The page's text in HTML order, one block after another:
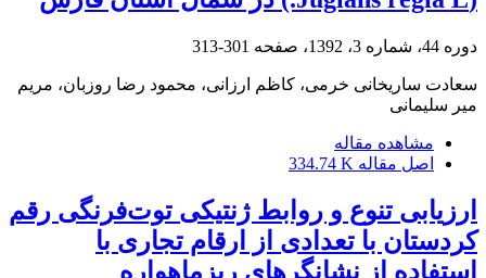
دوره 44، شماره 3، 1392، صفحه 301-313
سعادت ساریخانی خرمی، کاظم ارزانی، محمود رضا روزبان، مریم
میر سلیمانی
مشاهده مقاله
اصل مقاله 334.74 K
ارزیابی تنوع و روابط ژنتیکی توت‌فرنگی رقم
کردستان با تعدادی از ارقام تجاری‌ با
استفاده از نشانگرهای ریز‏ماهواره